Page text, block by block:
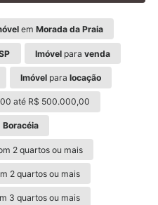
em Morada da Praia
Imóvelpara venda
Imóvelpara locação
até R$ 500.000,00
Boracéia
2 quartos ou mais
2 quartos ou mais
3 quartos ou mais